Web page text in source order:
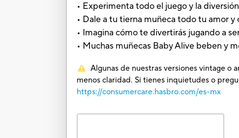
• Experimenta todo el juego y la
• Dale a tu tierna muñeca todo tu amor y
• Imagina cómo te divertirás jugando a
• Muchas muñecas Baby Alive beben y
Algunas de nuestras versiones vintage o
menos claridad. Si tienes inquietudes o
https://consumercare.hasbro.com/es-mx